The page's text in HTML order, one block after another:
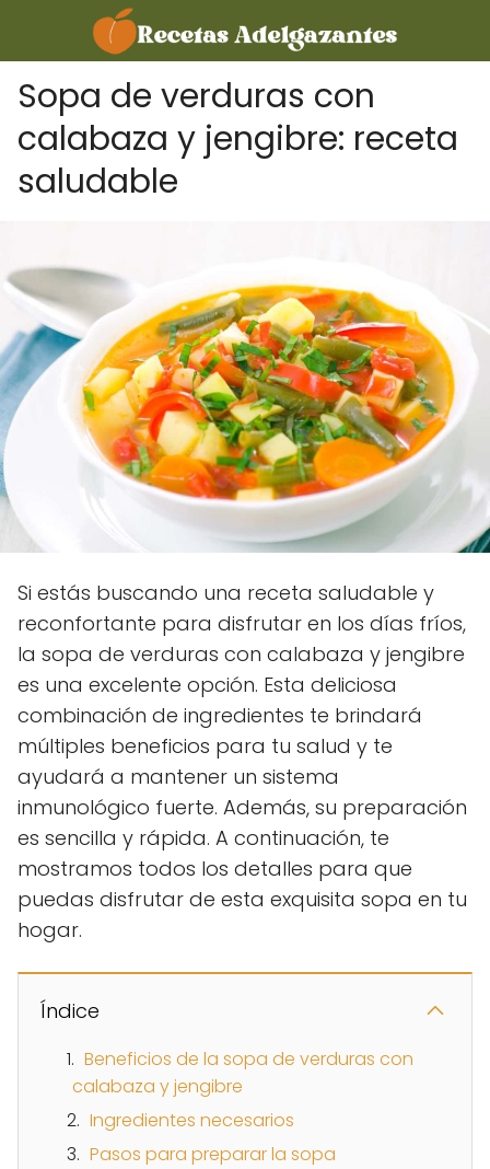
Sopa de verduras con
calabaza y jengibre: receta
saludable
Si estás buscando una receta saludable y
reconfortante para disfrutar en los días fríos,
la sopa de verduras con calabaza y jengibre
es una excelente opción. Esta deliciosa
combinación de ingredientes te brindará
múltiples beneficios para tu salud y te
ayudará a mantener un sistema
inmunológico fuerte. Además, su preparación
es sencilla y rápida. A continuación, te
mostramos todos los detalles para que
puedas disfrutar de esta exquisita sopa en tu
hogar.
Índice
Beneficios de la sopa de verduras con
calabaza y jengibre
Ingredientes necesarios
Pasos para preparar la sopa